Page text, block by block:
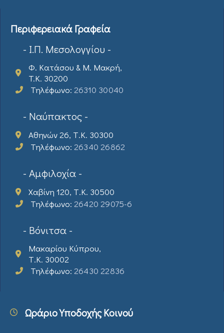
Περιφερειακά Γραφεία
- Ι.Π. Μεσολογγίου -
Φ. Κατάσου & Μ. Μακρή,
T.K. 30200
Τηλέφωνο: 26310 30040
- Ναύπακτος -
Αθηνών 26, Τ.Κ. 30300
Τηλέφωνο: 26340 26862
- Αμφιλοχία -
Χαβίνη 120, Τ.Κ. 30500
Τηλέφωνο: 26420 29075-6
- Βόνιτσα -
Μακαρίου Κύπρου,
Τ.Κ. 30002
Τηλέφωνο: 26430 22836
Ωράριο Υποδοχής Κοινού